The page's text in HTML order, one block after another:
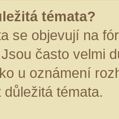
témata?
se objevují na
často velmi
u oznámení
témata.